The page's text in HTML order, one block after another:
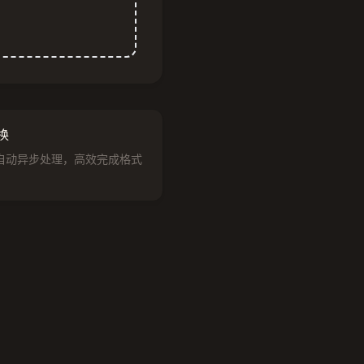
动异步处理，高效完成格式